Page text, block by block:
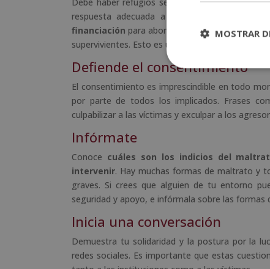
respuesta adecuada a la situación de las
financiación para abordar la violencia contra
supervivientes. Esto es una forma de evitar la
Defiende el consentimiento
El consentimiento es imprescindible en todo
por parte de todos los implicados. Frases
culpabilizar a las víctimas y exculpar a los
Infórmate
Conoce cuáles son los indicios del
intervenir. Hay muchas formas de maltrato y
graves. Si crees que alguien de tu entorno
seguridad y apoyo, e infórmala sobre las formas
Inicia una conversación
Demuestra tu solidaridad y la postura por la
redes sociales. Es importante que estas
MOSTRAR